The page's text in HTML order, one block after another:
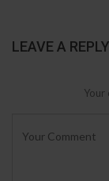
LEAVE A REPLY
Your